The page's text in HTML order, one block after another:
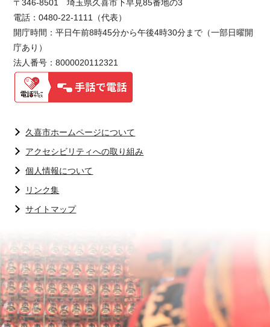
〒346-8501 埼玉県久喜市下早見85番地の3
電話：0480-22-1111（代表）
開庁時間：平日午前8時45分から午後4時30分まで（一部日曜開
庁あり）
法人番号：8000020112321
久喜市ホームページについて
アクセシビリティへの取り組み
個人情報について
リンク集
サイトマップ